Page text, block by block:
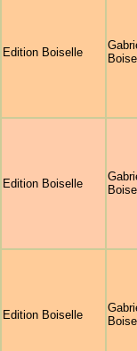
Edition Boiselle
Edition Boiselle
Edition Boiselle